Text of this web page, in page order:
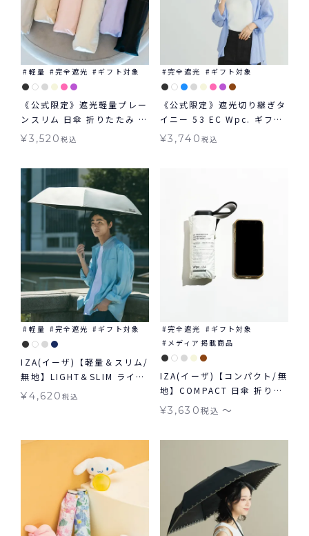
軽量 完全遮光 ギフト対象
《公式限定》遮光軽量プレー
ンスリム 日傘 折りたたみ ギ
フト対象 晴雨兼用 Wpc.
¥3,520税込
完全遮光 ギフト対象
《公式限定》遮光切り継ぎタ
イニー 53 EC Wpc. ギフト
対象 日傘 折りたたみ 切り継
¥3,740 税込
軽量 完全遮光 ギフト対象
IZA(イーザ)【軽量＆スリム/
無地】LIGHT＆SLIM ライト
＆スリム 軽量 日傘 折りたた
¥4,620税込
完全遮光
ギフト対象
メディア掲載商品
IZA(イーザ)【コンパクト/無
地】COMPACT 日傘 折りた
たみ ギフト対象 晴雨兼用
¥3,630税込 〜